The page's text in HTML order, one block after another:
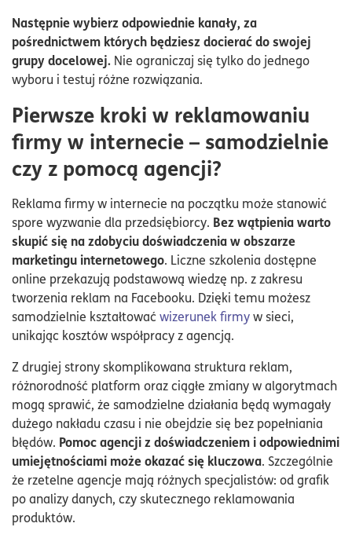
Następnie wybierz odpowiednie kanały, za
pośrednictwem których będziesz docierać do swojej
grupy docelowej. Nie ograniczaj się tylko do jednego
wyboru i testuj różne rozwiązania.
Pierwsze kroki w reklamowaniu
firmy w internecie – samodzielnie
czy z pomocą agencji?
Reklama firmy w internecie na początku może stanowić
spore wyzwanie dla przedsiębiorcy. Bez wątpienia warto
skupić się na zdobyciu doświadczenia w obszarze
marketingu internetowego. Liczne szkolenia dostępne
online przekazują podstawową wiedzę np. z zakresu
tworzenia reklam na Facebooku. Dzięki temu możesz
samodzielnie kształtowaćwizerunek firmyw sieci,
unikając kosztów współpracy z agencją.
Z drugiej strony skomplikowana struktura reklam,
różnorodność platform oraz ciągłe zmiany w algorytmach
mogą sprawić, że samodzielne działania będą wymagały
dużego nakładu czasu i nie obejdzie się bez popełniania
błędów. Pomoc agencji z doświadczeniem i odpowiednimi
umiejętnościami może okazać się kluczowa. Szczególnie
że rzetelne agencje mają różnych specjalistów: od grafik
po analizy danych, czy skutecznego reklamowania
produktów.